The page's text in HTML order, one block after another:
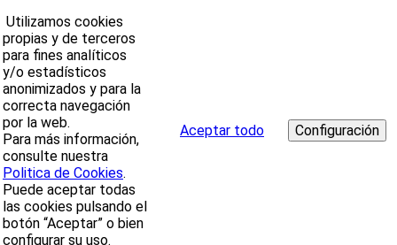
Utilizamos cookies
propias y de terceros
para fines analíticos
y/o estadísticos
anonimizados y para la
correcta navegación
por la web.
Para más información,
consulte nuestra
Politica de Cookies.
Puede aceptar todas
las cookies pulsando el
botón “Aceptar” o bien
configurar su uso.
Aceptar todo